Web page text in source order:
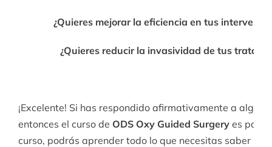
¿Quieres mejorar la eficiencia en tus
¿Quieres reducir la invasividad de tus
¡Excelente! Si has respondido afirmativamente a
entonces el curso de ODS Oxy Guided Surgery es para
curso, podrás aprender todo lo que necesitas saber